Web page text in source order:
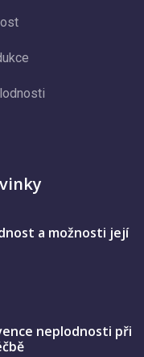
a možnosti její
neplodnosti při